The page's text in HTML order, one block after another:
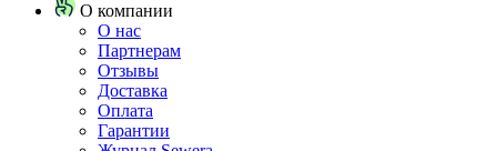
О компании
О нас
Партнерам
Отзывы
Доставка
Оплата
Гарантии